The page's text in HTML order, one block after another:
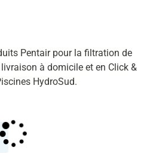
Pentair pour la filtration de
à domicile et en Click &
HydroSud.